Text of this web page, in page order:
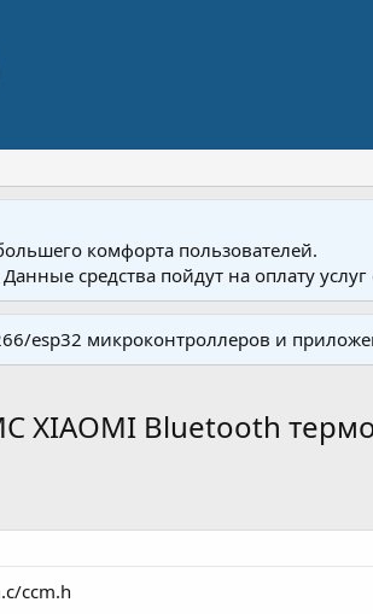
комфорта пользователей.
средства пойдут на оплату
esp32 микроконтроллеров и
XIAOMI Bluetooth
ccm.h